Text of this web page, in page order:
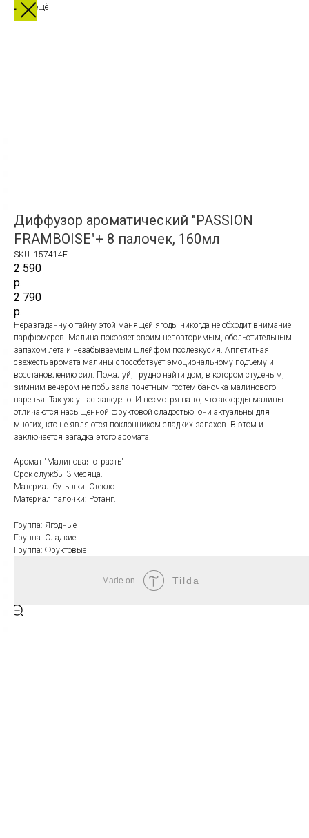
Выбрать ещё
Диффузор ароматический "PASSION
FRAMBOISE"+ 8 палочек, 160мл
SKU: 157414E
2 590
р.
2 790
р.
Неразгаданную тайну этой манящей ягоды никогда не обходит внимание
парфюмеров. Малина покоряет своим неповторимым, обольстительным
запахом лета и незабываемым шлейфом послевкусия. Аппетитная
свежесть аромата малины способствует эмоциональному подъему и
восстановлению сил. Пожалуй, трудно найти дом, в котором студеным,
зимним вечером не побывала почетным гостем баночка малинового
варенья. Так уж у нас заведено. И несмотря на то, что аккорды малины
отличаются насыщенной фруктовой сладостью, они актуальны для
многих, кто не являются поклонником сладких запахов. В этом и
заключается загадка этого аромата.
Аромат "Малиновая страсть"
Срок службы 3 месяца.
Материал бутылки: Стекло.
Материал палочки: Ротанг.
Группа: Ягодные
Группа: Сладкие
Группа: Фруктовые
Made on Tilda